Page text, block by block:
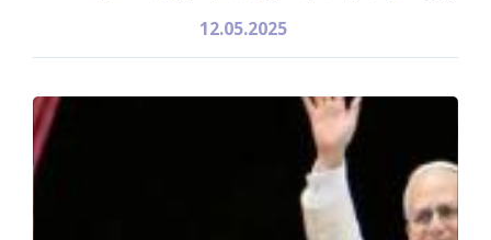
12.05.2025